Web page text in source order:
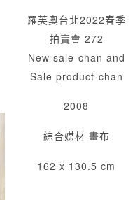
羅芙奧台北2022春季
拍賣會 272
New sale-chan and
Sale product-chan
2008
綜合媒材 畫布
162 x 130.5 cm